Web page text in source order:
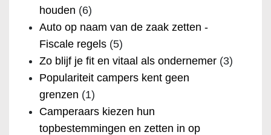
houden (6)
Auto op naam van de zaak zetten -
Fiscale regels (5)
Zo blijf je fit en vitaal als ondernemer (3)
Populariteit campers kent geen
grenzen (1)
Camperaars kiezen hun
topbestemmingen en zetten in op